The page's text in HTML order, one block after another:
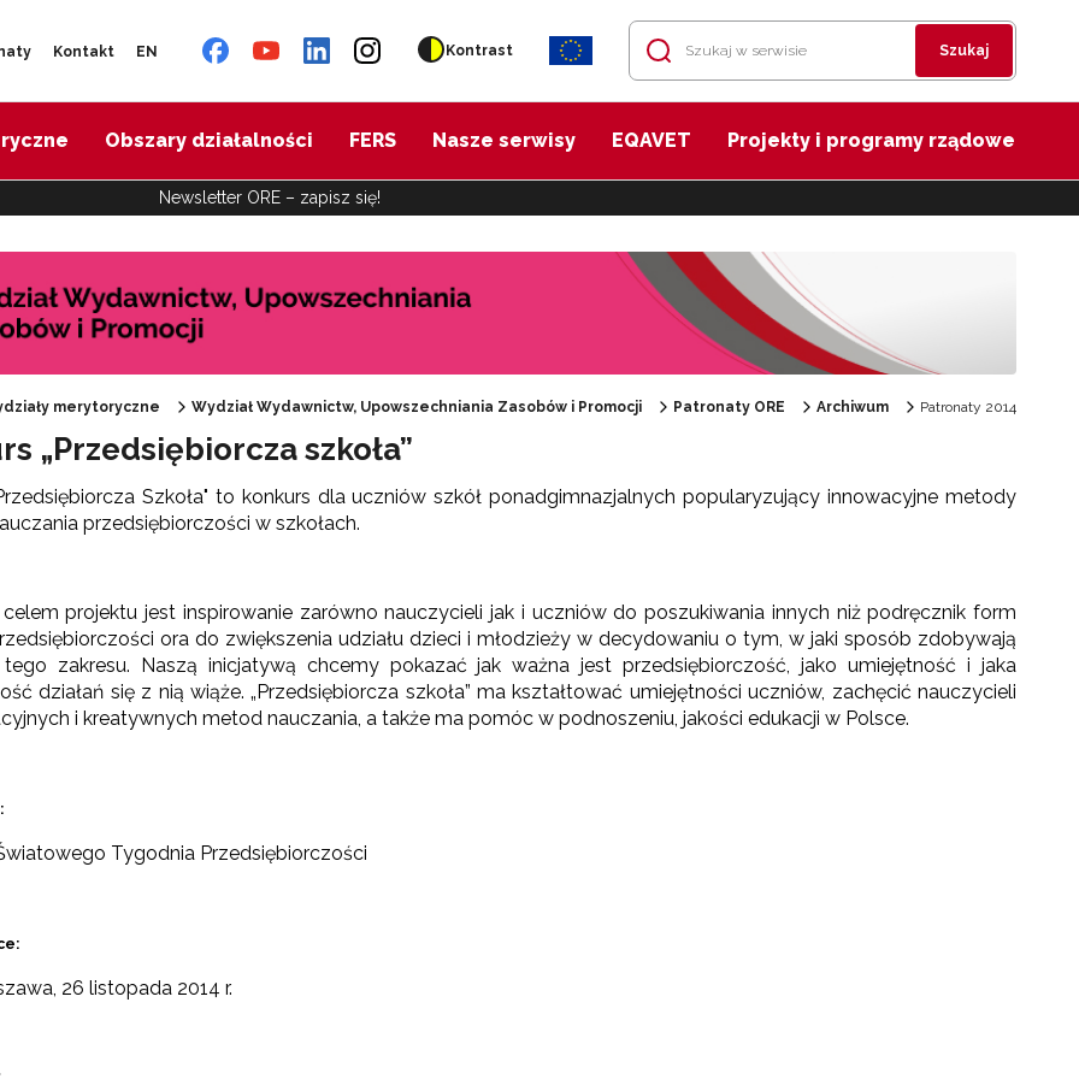
Kontakt EN Kontrast Szukaj
Obszary działalności FERS Nasze serwisy EQAVET Projekty i programy rządowe
Newsletter ORE – zapisz się!
informacyjne ORE"
ORE"
merytoryczne Wydział Wydawnictw, Upowszechniania Zasobów i Promocji Patronaty ORE Archiwum Patronaty 2014
„Przedsiębiorcza szkoła”
Szkoła" to konkurs dla uczniów szkół ponadgimnazjalnych popularyzujący innowacyjne metody
przedsiębiorczości w szkołach.
celem projektu jest inspirowanie zarówno nauczycieli jak i uczniów do poszukiwania innych niż podręcznik form
ora do zwiększenia udziału dzieci i młodzieży w decydowaniu o tym, w jaki sposób zdobywają
zakresu. Naszą inicjatywą chcemy pokazać jak ważna jest przedsiębiorczość, jako umiejętność i jaka
działań się z nią wiąże. „Przedsiębiorcza szkoła” ma kształtować umiejętności uczniów, zachęcić nauczycieli
i kreatywnych metod nauczania, a także ma pomóc w podnoszeniu, jakości edukacji w Polsce.
Tygodnia Przedsiębiorczości
26 listopada 2014 r.